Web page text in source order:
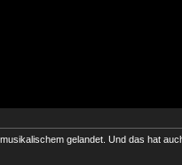
gelandet. Und das hat